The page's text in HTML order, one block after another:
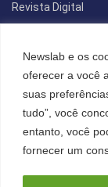
Newslab e os
oferecer a você
suas
tudo”, você
entanto, você
fornecer um
Revista Digital
POLÍTICA DE
Cookies